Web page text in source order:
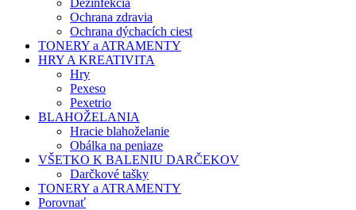
Dezinfekcia
Ochrana zdravia
Ochrana dýchacích ciest
TONERY a ATRAMENTY
HRY A KREATIVITA
Hry
Pexeso
Pexetrio
BLAHOŽELANIA
Hracie blahoželanie
Obálka na peniaze
VŠETKO K BALENIU DARČEKOV
Darčkové tašky
TONERY a ATRAMENTY
Porovnať